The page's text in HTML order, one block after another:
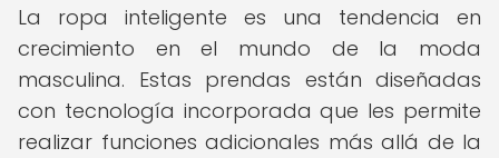
La ropa inteligente es una tendencia en
crecimiento en el mundo de la moda
masculina. Estas prendas están diseñadas
con tecnología incorporada que les permite
realizar funciones adicionales más allá de la